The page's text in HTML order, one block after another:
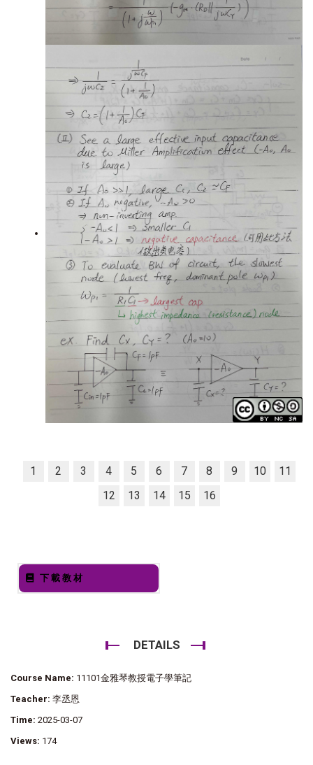
1 2 3 4 5 6 7 8 9 10
11
12
13 14 15 16
下載教材
DETAILS
Course Name: 11101金雅琴教授電子學筆記
Teacher: 李丞恩
Time: 2025-03-07
Views: 174